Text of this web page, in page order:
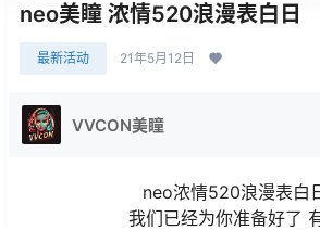
neo美瞳 浓情520浪漫表白日
最新活动 21年5月12日
VVCON美瞳
neo浓情520浪漫表白
我们已经为你准备好了